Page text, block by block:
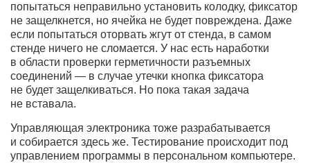
попытаться неправильно установить колодку, фиксатор
не защелкнется, но ячейка не будет повреждена. Даже
если попытаться оторвать жгут от стенда, в самом
стенде ничего не сломается. У нас есть наработки
в области проверки герметичности разъемных
соединений — в случае утечки кнопка фиксатора
не будет защелкиваться. Но пока такая задача
не вставала.
Управляющая электроника тоже разрабатывается
и собирается здесь же. Тестирование происходит под
управлением программы в персональном компьютере.